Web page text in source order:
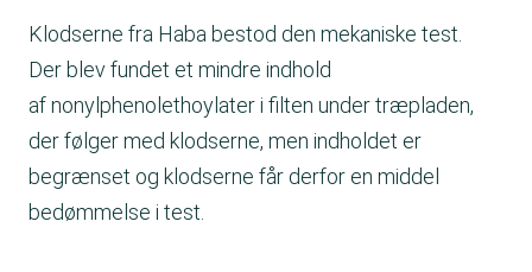
Klodserne fra Haba bestod den mekaniske test.
Der blev fundet et mindre indhold
af nonylphenolethoylater i filten under træpladen,
der følger med klodserne, men indholdet er
begrænset og klodserne får derfor en middel
bedømmelse i test.